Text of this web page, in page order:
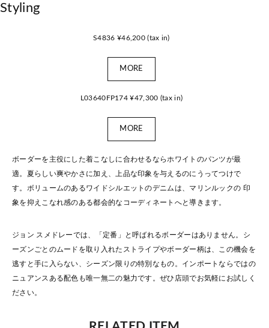
Styling
S4836 ¥46,200 (tax in)
MORE
L03640FP174 ¥47,300 (tax in)
MORE
ボーダーを主役にした着こなしに合わせるならホワイトのパンツが最
適。夏らしい爽やかさに加え、上品な印象を与えるのにうってつけで
す。ボリュームのあるワイドシルエットのデニムは、マリンルックの 印
象を抑えこなれ感のある都会的なコーディネートへと導きます。
ジョン スメドレーでは、「定番」と呼ばれるボーダーはありません。シ
ーズンごとのムードを取り入れたストライプやボーダー柄は、この機会を
逃すと手に入らない、シーズン限りの特別なもの。インポートならではの
ニュアンスある配色も唯一無二の魅力です。ぜひ店頭でお気軽にお試しく
ださい。